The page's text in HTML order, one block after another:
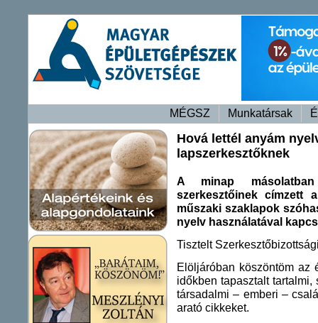
MÉGSZ Munkatársak
Hová lettél anyám
lapszerkesztőknek
A minap
szerkesztőinek címzett
műszaki szaklapok
nyelv használatával
Tisztelt
Elöljáróban köszöntöm az
időkben tapasztalt
társadalmi – emberi –
arató cikkeket.